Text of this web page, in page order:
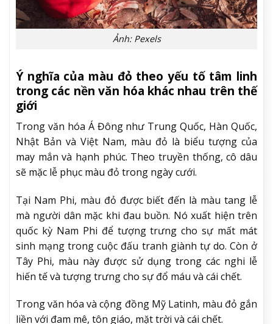
Ảnh: Pexels
Ý nghĩa của màu đỏ theo yếu tố tâm linh
trong các nền văn hóa khác nhau trên thế
giới
Trong văn hóa Á Đông như Trung Quốc, Hàn Quốc,
Nhật Bản và Việt Nam, màu đỏ là biểu tượng của
may mắn và hạnh phúc. Theo truyền thống, cô dâu
sẽ mặc lễ phục màu đỏ trong ngày cưới.
Tại Nam Phi, màu đỏ được biết đến là màu tang lễ
mà người dân mặc khi đau buồn. Nó xuất hiện trên
quốc kỳ Nam Phi để tượng trưng cho sự mất mát
sinh mạng trong cuộc đấu tranh giành tự do. Còn ở
Tây Phi, màu này được sử dụng trong các nghi lễ
hiến tế và tượng trưng cho sự đổ máu và cái chết.
Trong văn hóa và cộng đồng Mỹ Latinh, màu đỏ gắn
liền với đam mê, tôn giáo, mặt trời và cái chết.